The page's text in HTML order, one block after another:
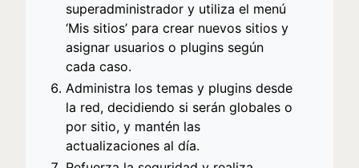
superadministrador y utiliza el menú
‘Mis sitios’ para crear nuevos sitios y
asignar usuarios o plugins según
cada caso.
Administra los temas y plugins desde
la red, decidiendo si serán globales o
por sitio, y mantén las
actualizaciones al día.